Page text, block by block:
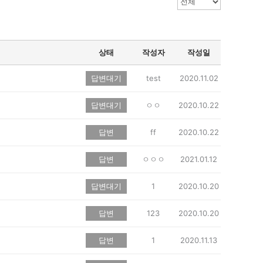
상태 작성자 작성일
답변대기 test 2020.11.02
답변대기 ㅇㅇ 2020.10.22
답변 ff 2020.10.22
답변 ㅇㅇㅇ 2021.01.12
답변대기 1 2020.10.20
답변 123 2020.10.20
답변 1 2020.11.13